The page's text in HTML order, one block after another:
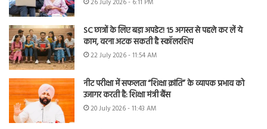
26 July 2026 - 6:11 PM
SC छात्रों के लिए बड़ा अपडेट! 15 अगस्त से पहले कर लें ये
काम, वरना अटक सकती है स्कॉलरशिप
22 July 2026 - 11:54 AM
नीट परीक्षा में सफलता “शिक्षा क्रांति” के व्यापक प्रभाव को
उजागर करती है: शिक्षा मंत्री बैंस
20 July 2026 - 11:43 AM